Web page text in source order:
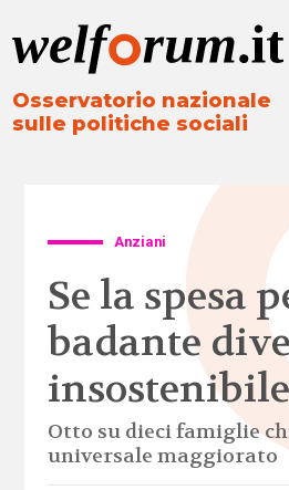
Osservatorio nazionale
sulle politiche sociali
Anziani
Se la spesa
badante
insostenibile
Otto su dieci famiglie
universale maggiorato